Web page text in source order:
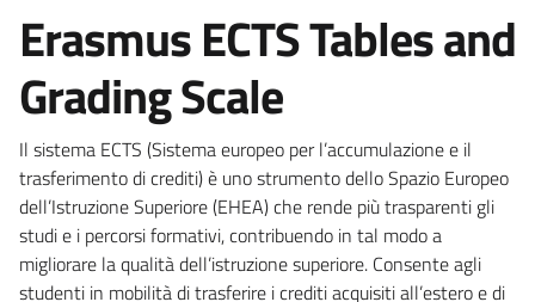
Erasmus ECTS Tables and
Grading Scale
Il sistema ECTS (Sistema europeo per l’accumulazione e il
trasferimento di crediti) è uno strumento dello Spazio Europeo
dell’Istruzione Superiore (EHEA) che rende più trasparenti gli
studi e i percorsi formativi, contribuendo in tal modo a
migliorare la qualità dell’istruzione superiore. Consente agli
studenti in mobilità di trasferire i crediti acquisiti all’estero e di